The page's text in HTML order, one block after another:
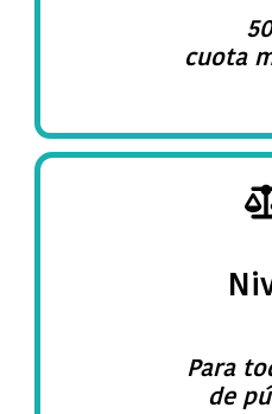
cuota
Para
de